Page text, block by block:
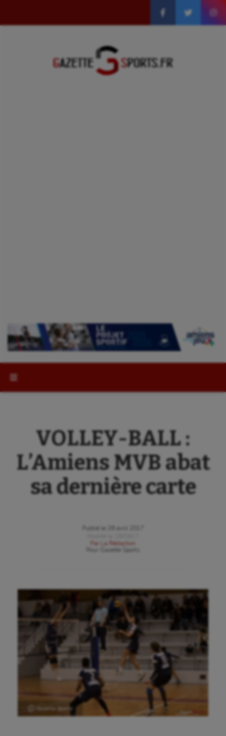
VOLLEY-BALL :
L’Amiens MVB abat
sa dernière carte
Publié le
28 avril 2017
Par
La Rédaction
Gazette Sports